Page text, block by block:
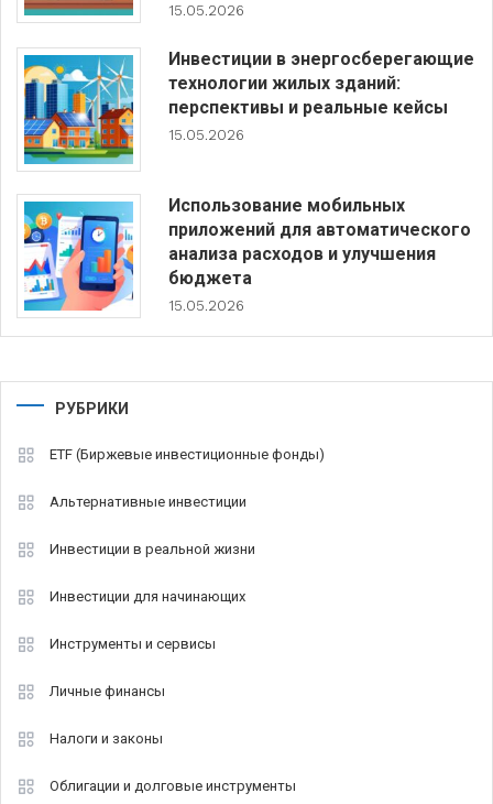
15.05.2026
Инвестиции в энергосберегающие
технологии жилых зданий:
перспективы и реальные кейсы
15.05.2026
Использование мобильных
приложений для автоматического
анализа расходов и улучшения
бюджета
15.05.2026
РУБРИКИ
ETF (Биржевые инвестиционные фонды)
Альтернативные инвестиции
Инвестиции в реальной жизни
Инвестиции для начинающих
Инструменты и сервисы
Личные финансы
Налоги и законы
Облигации и долговые инструменты